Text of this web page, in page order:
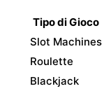
Tipo di Gioco
Slot Machines
Roulette
Blackjack